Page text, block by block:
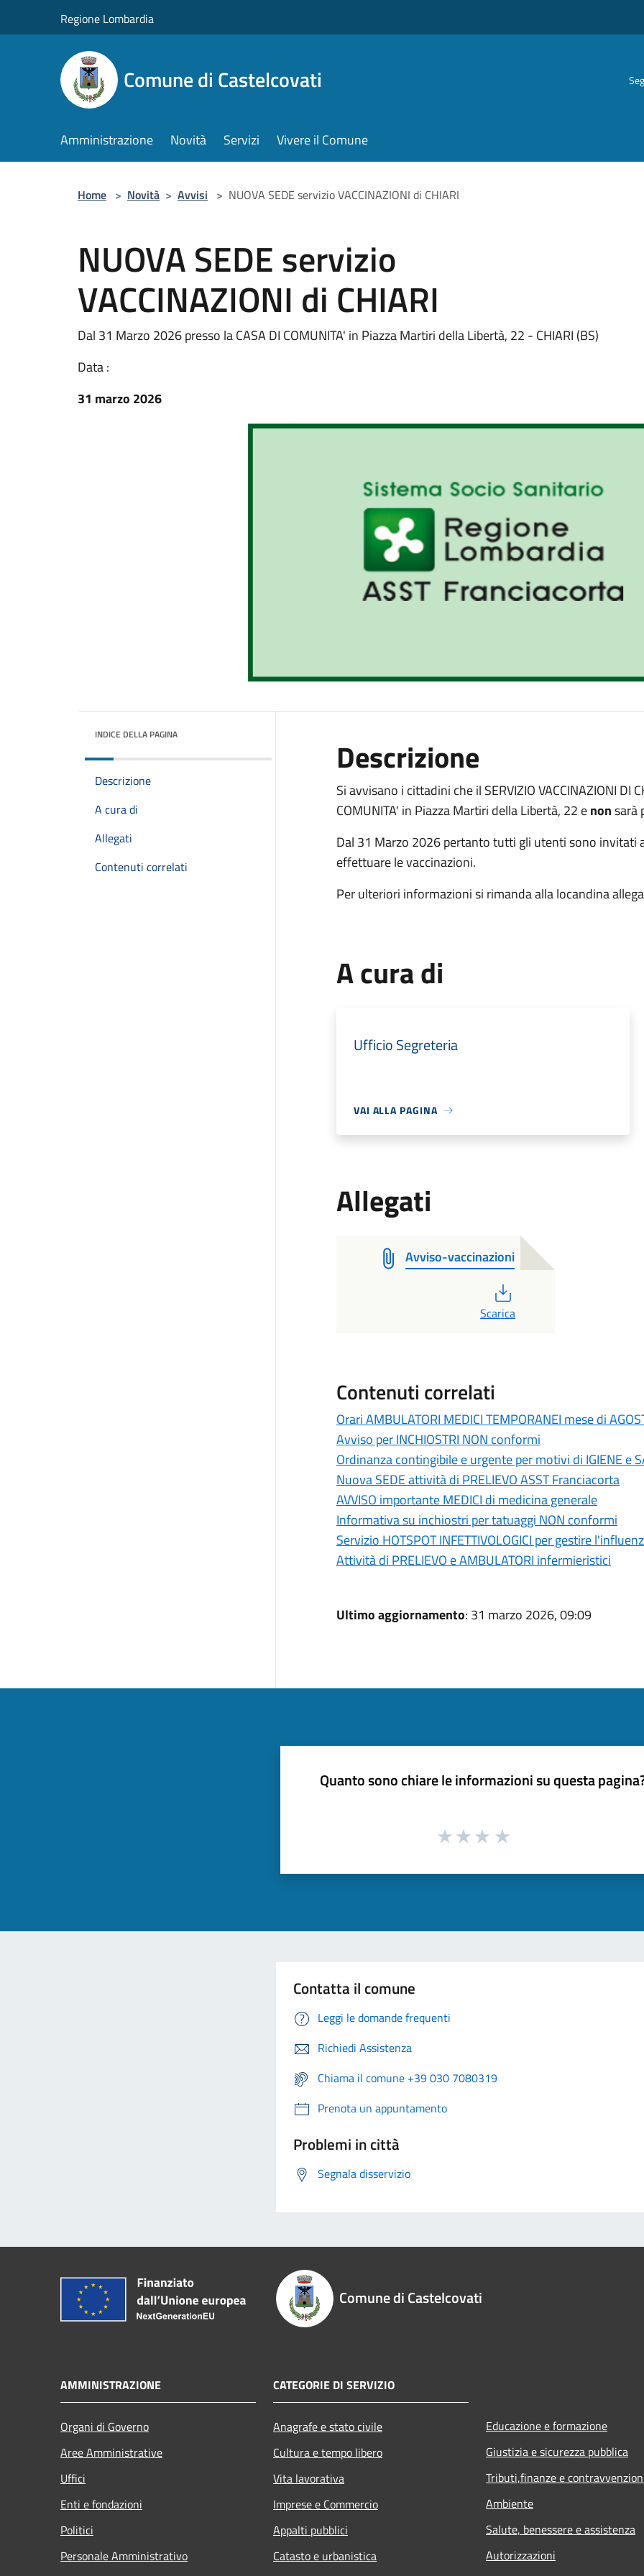
Regione Lombardia
Comune di Castelcovati
Amministrazione Novità Servizi Vivere il Comune
Home > Novità > Avvisi > NUOVA SEDE servizio VACCINAZIONI di CHIARI
NUOVA SEDE servizio
VACCINAZIONI di CHIARI
Dal 31 Marzo 2026 presso la CASA DI COMUNITA' in Piazza Martiri della Libertà, 22 - CHIARI (BS)
Data :
31 marzo 2026
INDICE DELLA PAGINA
Descrizione
A cura di
Allegati
Contenuti correlati
Descrizione
Si avvisano i cittadini che il SERVIZIO VACCINAZIONI DI
COMUNITA' in Piazza Martiri della Libertà, 22 enonsarà
Dal 31 Marzo 2026 pertanto tutti gli utenti sono invitati
effettuare le vaccinazioni.
Per ulteriori informazioni si rimanda alla locandina
A cura di
Ufficio Segreteria
VAI ALLA PAGINA
Allegati
Avviso-vaccinazioni
Scarica
Contenuti correlati
Orari AMBULATORI MEDICI TEMPORANEI mese di
Avviso per INCHIOSTRI NON conformi
Ordinanza contingibile e urgente per motivi di IGIENE e
Nuova SEDE attività di PRELIEVO ASST Franciacorta
AVVISO importante MEDICI di medicina generale
Informativa su inchiostri per tatuaggi NON conformi
Servizio HOTSPOT INFETTIVOLOGICI per gestire
Attività di PRELIEVO e AMBULATORI infermieristici
Ultimo aggiornamento: 31 marzo 2026, 09:09
Quanto sono chiare le informazioni su questa
Contatta il comune
Leggi le domande frequenti
Richiedi Assistenza
Chiama il comune +39 030 7080319
Prenota un appuntamento
Problemi in città
Segnala disservizio
Comune di Castelcovati
AMMINISTRAZIONE
Organi di Governo
Aree Amministrative
Uffici
Enti e fondazioni
Politici
Personale Amministrativo
CATEGORIE DI SERVIZIO
Anagrafe e stato civile
Cultura e tempo libero
Vita lavorativa
Imprese e Commercio
Appalti pubblici
Catasto e urbanistica
Educazione e formazione
Giustizia e sicurezza pubblica
Tributi,finanze e
Ambiente
Salute, benessere e assistenza
Autorizzazioni